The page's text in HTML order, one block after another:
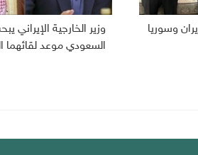
وسوريا
وزير الخارجية الإيراني
السعودي موعد لقائهما